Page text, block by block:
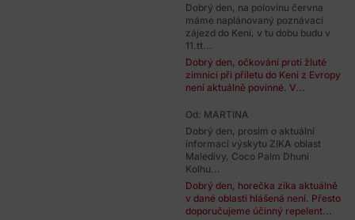
Dobrý den, na polovinu června
máme naplánovaný poznávací
zájezd do Keni, v tu dobu budu v
11.tt...
Dobrý den, očkování proti žluté
zimnici při příletu do Keni z Evropy
není aktuálně povinné. V...
Od: MARTINA
Dobrý den, prosím o aktuální
informaci výskytu ZIKA oblast
Maledivy, Coco Palm Dhuni
Kolhu...
Dobrý den, horečka zika aktuálně
v dané oblasti hlášená není. Přesto
doporučujeme účinný repelent...